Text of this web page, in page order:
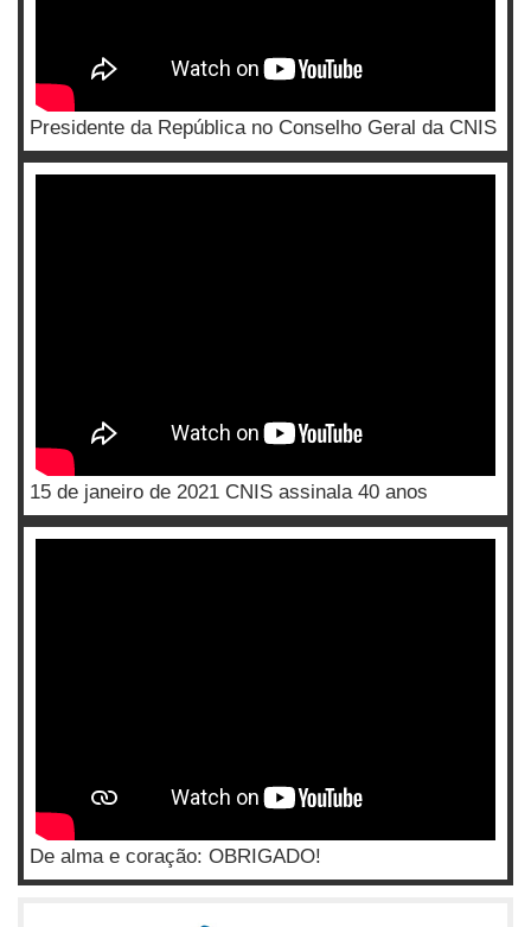
Presidente da República no Conselho Geral da CNIS
15 de janeiro de 2021 CNIS assinala 40 anos
De alma e coração: OBRIGADO!